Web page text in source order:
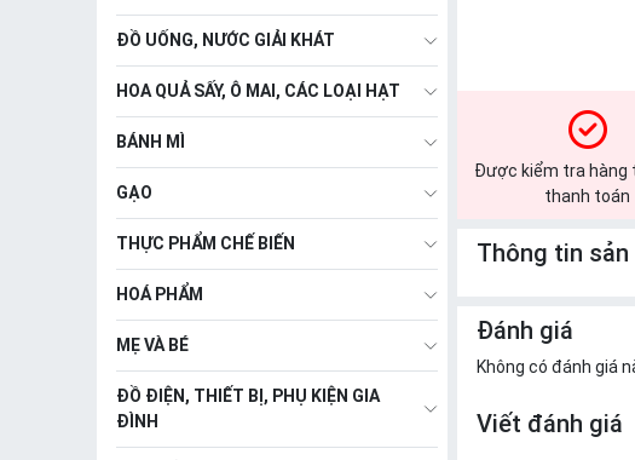
ĐỒ UỐNG, NƯỚC GIẢI KHÁT
HOA QUẢ SẤY, Ô MAI, CÁC LOẠI HẠT
BÁNH MÌ
GẠO
THỰC PHẨM CHẾ BIẾN
HOÁ PHẨM
MẸ VÀ BÉ
ĐỒ ĐIỆN, THIẾT BỊ, PHỤ KIỆN GIA
ĐÌNH
Được kiểm tra hàng
thanh toán
Thông tin sản
Đánh giá
Không có đánh giá
Viết đánh giá